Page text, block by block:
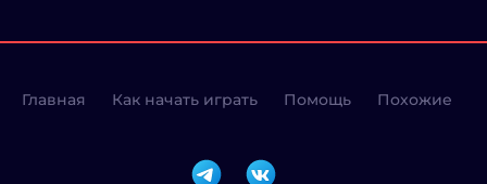
Главная Как начать играть Помощь Похожие